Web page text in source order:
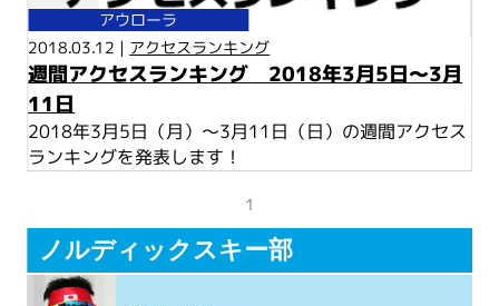
アウローラ
2018.03.12 | アクセスランキング
週間アクセスランキング 2018年3月5日～3月
11日
2018年3月5日（月）～3月11日（日）の週間アクセス
ランキングを発表します！
1
ノルディックスキー部